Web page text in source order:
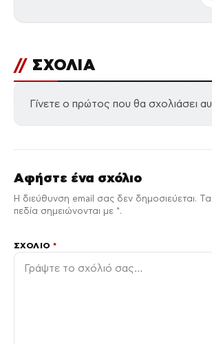
// ΣΧΟΛΙΑ
Γίνετε ο πρώτος που θα σχολιάσει
Αφήστε ένα σχόλιο
Η διεύθυνση email σας δεν δημοσιεύεται.
πεδία σημειώνονται με *.
ΣΧΌΛΙΟ*